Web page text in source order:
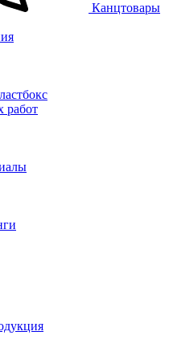
Канцтовары
работ